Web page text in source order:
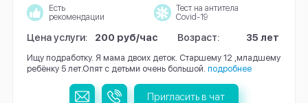
Есть
рекомендации
Тест на антитела
Covid-19
Цена услуги: 200 руб/час Возраст: 35 лет
Ищу подработку. Я мама двоих деток. Старшему 12 ,младшему
ребёнку 5 лет.Опят с детьми очень большой. подробнее
Пригласить в чат